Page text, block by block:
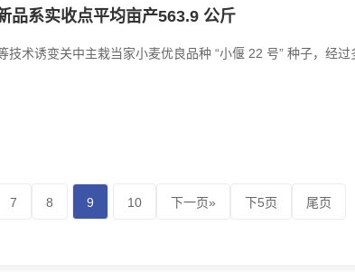
品系实收点平均亩产563.9 公斤
技术诱变关中主栽当家小麦优良品种 “小偃 22 号” 种子，经
7 8 9 10 下一页» 下5页 尾页